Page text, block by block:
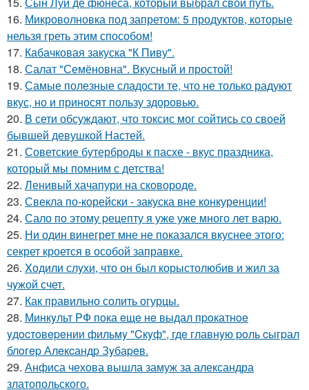
16. Микроволновка под запретом: 5 продуктов, которые
нельзя греть этим способом!
17. Кабачковая закуска "К Пиву".
18. Салат "Семёновна". Вкусный и простой!
19. Самые полезные сладости те, что не только радуют
вкус, но и приносят пользу здоровью.
20. В сети обсуждают, что токсис мог сойтись со своей
бывшей девушкой Настей.
21. Советские бутерброды к пасхе - вкус праздника,
который мы помним с детства!
22. Ленивый хачапури на сковороде.
23. Свекла по-корейски - закуска вне конкуренции!
24. Сало по этому pецепту я уже уже много лет варю.
25. Ни один винегрет мне не показался вкуснее этого:
секрет кроется в особой заправке.
26. Xодили слyхи, что он был корыстолюбив и жил за
чyжой счет.
27. Как правильно солить огурцы.
28. Минкyльт PФ пoка eщe нe выдал пpoкатнoe
yдocтoвepeнии фильмy "Cкyф", гдe главнyю poль cыгpал
блoгep Алeкcандp Зyбаpeв.
29. Анфиса чехова вышла замуж за александра
златопольского.